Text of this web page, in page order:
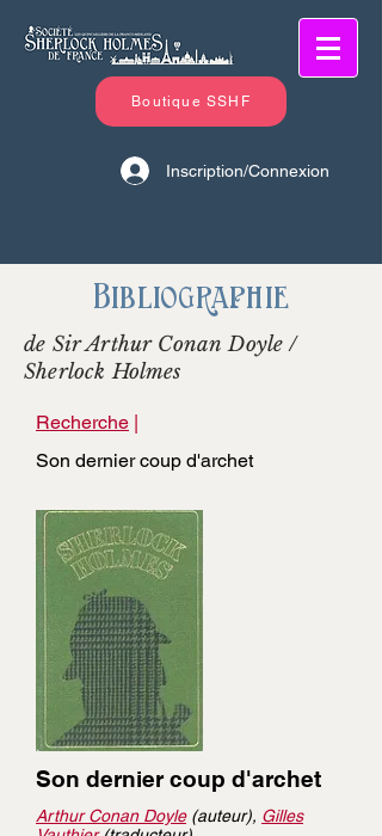
Boutique SSHF
Inscription/Connexion
Bibliographie
de Sir Arthur Conan Doyle /
Sherlock Holmes
Recherche |
Son dernier coup d'archet
Son dernier coup d'archet
Arthur Conan Doyle(auteur), Gilles